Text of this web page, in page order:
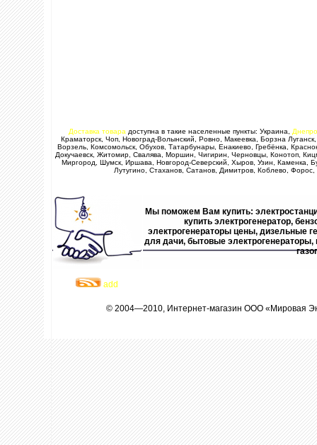
Доставка товара доступна в такие населенные пункты: Украина,
Краматорск, Чоп, Новоград-Волынский, Ровно, Макеевка, Борзна
Ворзель, Комсомольск, Обухов, Татарбунары, Енакиево, Гребёнка,
Докучаевск, Житомир, Свалява, Моршин, Чигирин, Черновцы, Конотоп,
Миргород, Шумск, Иршава, Новгород-Северский, Хыров, Узин, Каменка,
Лутугино, Стаханов, Сатанов, Димитров, Коблево,
Мы поможем Вам купить:
купить электрогенератор,
электрогенераторы цены, дизельные
для дачи, бытовые электрогенераторы,
add
© 2004—2010, Интернет-магазин ООО «Мировая